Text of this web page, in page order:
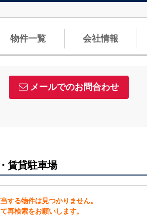
物件一覧 会社情報
メールでのお問合わせ
賃貸駐車場
する物件は見つかりません。
再検索をお願いします。